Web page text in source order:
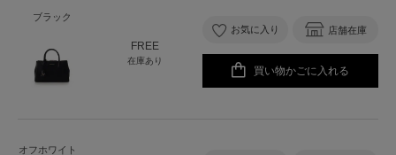
ブラック
FREE
在庫あり
お気に入り 店舗在庫
買い物かごに入れる
オフホワイト